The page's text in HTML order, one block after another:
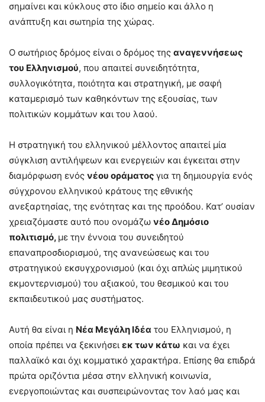
σημαίνει και κύκλους στο ίδιο σημείο και άλλο η
ανάπτυξη και σωτηρία της χώρας.
Ο σωτήριος δρόμος είναι ο δρόμος της αναγεννήσεως
του Ελληνισμού, που απαιτεί συνειδητότητα,
συλλογικότητα, ποιότητα και στρατηγική, με σαφή
καταμερισμό των καθηκόντων της εξουσίας, των
πολιτικών κομμάτων και του λαού.
Η στρατηγική του ελληνικού μέλλοντος απαιτεί μία
σύγκλιση αντιλήψεων και ενεργειών και έγκειται στην
διαμόρφωση ενός νέου οράματος για τη δημιουργία ενός
σύγχρονου ελληνικού κράτους της εθνικής
ανεξαρτησίας, της ενότητας και της προόδου. Κατ’ ουσίαν
χρειαζόμαστε αυτό που ονομάζω νέο Δημόσιο
πολιτισμό, με την έννοια του συνειδητού
επαναπροσδιορισμού, της ανανεώσεως και του
στρατηγικού εκσυγχρονισμού (και όχι απλώς μιμητικού
εκμοντερνισμού) του αξιακού, του θεσμικού και του
εκπαιδευτικού μας συστήματος.
Αυτή θα είναι η Νέα Μεγάλη Ιδέα του Ελληνισμού, η
οποία πρέπει να ξεκινήσει εκ των κάτω και να έχει
παλλαϊκό και όχι κομματικό χαρακτήρα. Επίσης θα επιδρά
πρώτα οριζόντια μέσα στην ελληνική κοινωνία,
ενεργοποιώντας και συσπειρώνοντας τον λαό μας και